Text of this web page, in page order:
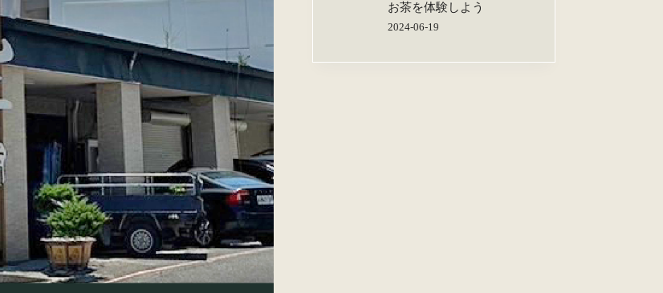
お茶を体験しよう
2024-06-19